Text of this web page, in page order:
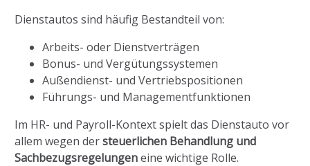
Dienstautos sind häufig Bestandteil von:
Arbeits- oder Dienstverträgen
Bonus- und Vergütungssystemen
Außendienst- und Vertriebspositionen
Führungs- und Managementfunktionen
Im HR- und Payroll-Kontext spielt das Dienstauto vor
allem wegen dersteuerlichen Behandlung und
Sachbezugsregelungeneine wichtige Rolle.